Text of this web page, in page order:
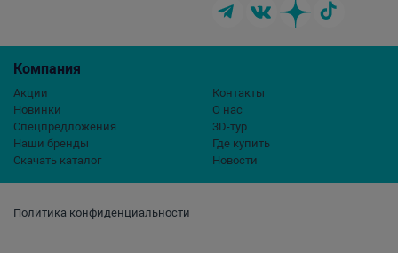
Политика конфиденциальности
Компания
Акции
Новинки
Спецпредложения
Наши бренды
Скачать каталог
Контакты
О нас
3D-тур
Где купить
Новости